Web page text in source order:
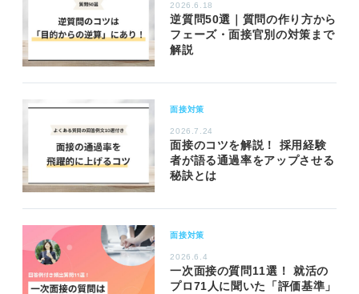
2026.6.18
逆質問50選｜質問の作り方から
フェーズ・面接官別の対策まで
解説
面接対策
2026.7.24
面接のコツを解説！ 採用経験
者が語る通過率をアップさせる
秘訣とは
面接対策
2026.6.4
一次面接の質問11選！ 就活の
プロ71人に聞いた「評価基準」